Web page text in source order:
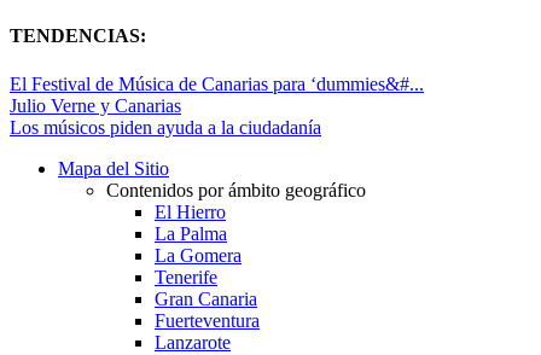
TENDENCIAS:
El Festival de Música de Canarias para ‘dummies&#...
Julio Verne y Canarias
Los músicos piden ayuda a la ciudadanía
Mapa del Sitio
Contenidos por ámbito geográfico
El Hierro
La Palma
La Gomera
Tenerife
Gran Canaria
Fuerteventura
Lanzarote